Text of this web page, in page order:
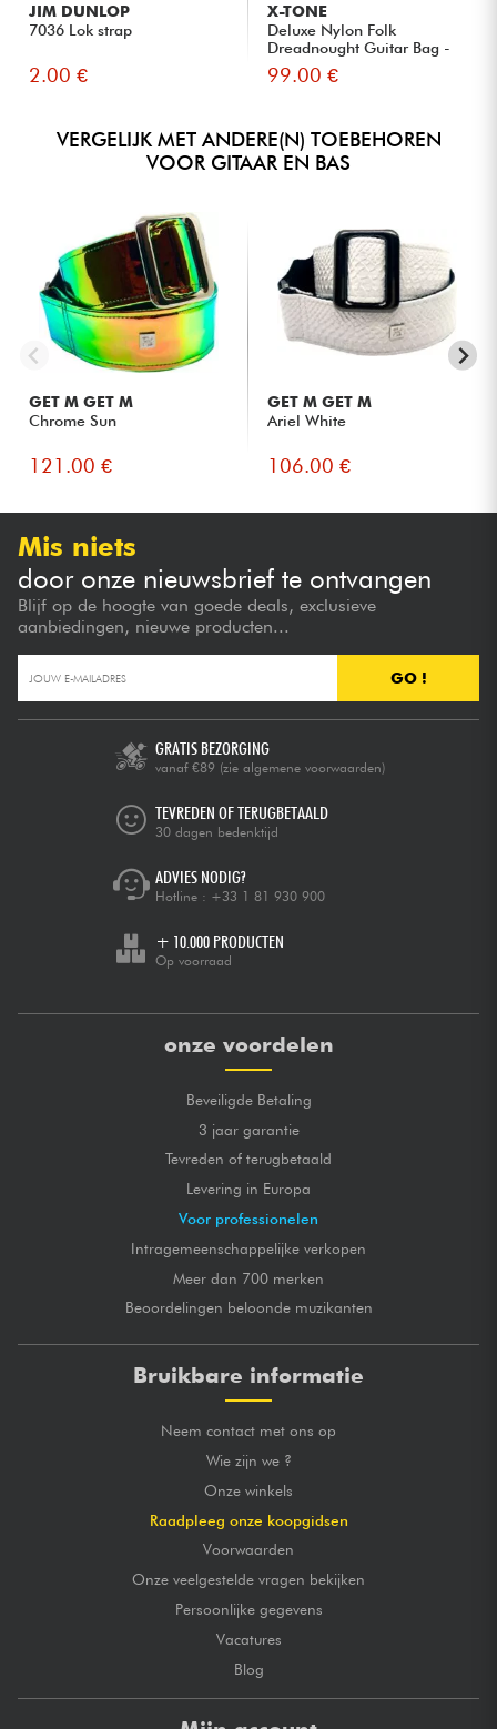
JIM DUNLOP
7036 Lok strap
2.00 €
X-TONE
Deluxe Nylon Folk
Dreadnought Guitar Bag -
Black
99.00 €
VERGELIJK MET ANDERE(N) TOEBEHOREN
VOOR GITAAR EN BAS
GET M GET M
Chrome Sun
121.00 €
GET M GET M
Ariel White
106.00 €
Mis niets
door onze nieuwsbrief te ontvangen
Blijf op de hoogte van goede deals, exclusieve
aanbiedingen, nieuwe producten...
GO !
GRATIS BEZORGING
vanaf €89 (zie algemene voorwaarden)
TEVREDEN OF TERUGBETAALD
30 dagen bedenktijd
ADVIES NODIG?
Hotline : +33 1 81 930 900
+ 10.000 PRODUCTEN
Op voorraad
onze voordelen
Beveiligde Betaling
3 jaar garantie
Tevreden of terugbetaald
Levering in Europa
Voor professionelen
Intragemeenschappelijke verkopen
Meer dan 700 merken
Beoordelingen beloonde muzikanten
Bruikbare informatie
Neem contact met ons op
Wie zijn we ?
Onze winkels
Raadpleeg onze koopgidsen
Voorwaarden
Onze veelgestelde vragen bekijken
Persoonlijke gegevens
Vacatures
Blog